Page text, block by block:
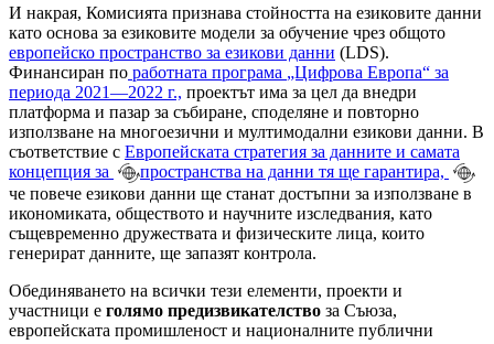
И накрая, Комисията признава стойността на езиковите данни
като основа за езиковите модели за обучение чрез общото
европейско пространство за езикови данни (LDS).
Финансиран по работната програма „Цифрова Европа“ за
периода 2021—2022 г., проектът има за цел да внедри
платформа и пазар за събиране, споделяне и повторно
използване на многоезични и мултимодални езикови данни. В
съответствие с Европейската стратегия за данните и самата
концепция за
пространства на данни тя ще гарантира,
че повече езикови данни ще станат достъпни за използване в
икономиката, обществото и научните изследвания, като
същевременно дружествата и физическите лица, които
генерират данните, ще запазят контрола.
Обединяването на всички тези елементи, проекти и
участници е голямо предизвикателство за Съюза,
европейската промишленост и националните публични